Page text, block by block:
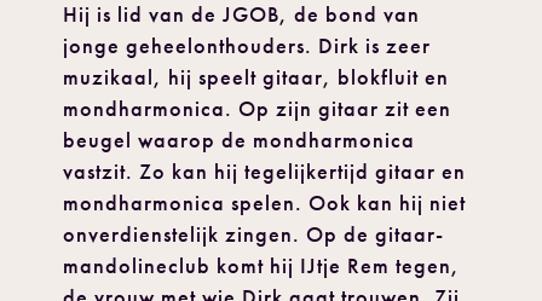
Hij is lid van de JGOB, de bond van
jonge geheelonthouders. Dirk is zeer
muzikaal, hij speelt gitaar, blokfluit en
mondharmonica. Op zijn gitaar zit een
beugel waarop de mondharmonica
vastzit. Zo kan hij tegelijkertijd gitaar en
mondharmonica spelen. Ook kan hij niet
onverdienstelijk zingen. Op de gitaar-
mandolineclub komt hij IJtje Rem tegen,